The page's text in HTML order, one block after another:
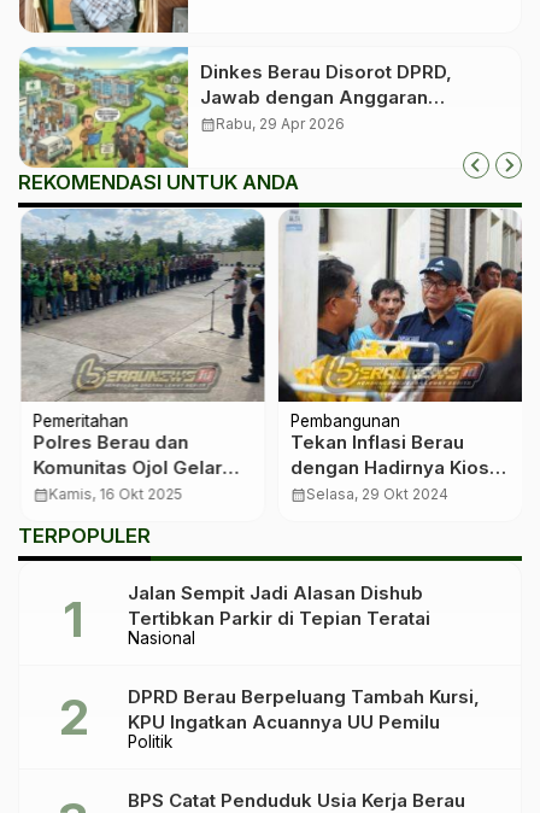
Dinkes Berau Disorot DPRD,
Jawab dengan Anggaran
Fantastis untuk Layanan
calendar_monthRabu, 29 Apr 2026
REKOMENDASI UNTUK ANDA
Pemeritahan
Polres Berau dan
Komunitas Ojol Gelar
Rolling City Patroli,
Pemerintahan
Prabowo–Gibran
calendar_monthKamis, 16 Okt 2025
Pembangunan
Tekan Inflasi Berau
dengan Hadirnya Kios
Penyeimbang
calendar_monthSelasa, 29 Okt 2024
TERPOPULER
Nasional
Jalan Sempit Jadi Alasan Dishub
Tertibkan Parkir di Tepian Teratai
Politik
DPRD Berau Berpeluang Tambah Kursi,
KPU Ingatkan Acuannya UU Pemilu
BPS Catat Penduduk Usia Kerja Berau